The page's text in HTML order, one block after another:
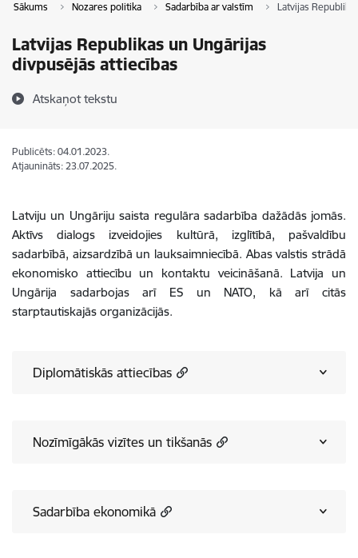
Sākums Nozares politika Sadarbība ar valstīm Latvijas
Latvijas Republikas un Ungārijas
divpusējās attiecības
Atskaņot tekstu
Publicēts: 04.01.2023.
Atjaunināts: 23.07.2025.
Latviju un Ungāriju saista regulāra sadarbība dažādās jomās.
Aktīvs dialogs izveidojies kultūrā, izglītībā, pašvaldību
sadarbībā, aizsardzībā un lauksaimniecībā. Abas valstis strādā
ekonomisko attiecību un kontaktu veicināšanā. Latvija un
Ungārija sadarbojas arī ES un NATO, kā arī citās
starptautiskajās organizācijās.
Diplomātiskās attiecības
Nozīmīgākās vizītes un tikšanās
Sadarbība ekonomikā